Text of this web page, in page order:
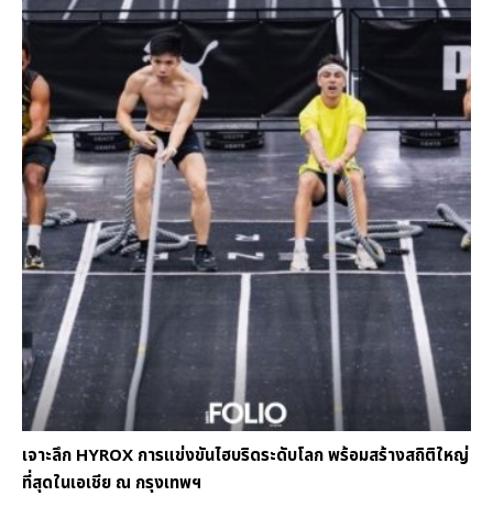
เจาะลึก HYROX การแข่งขันไฮบริดระดับโลก พร้อมสร้างสถิติใหญ่
ที่สุดในเอเชีย ณ กรุงเทพฯ